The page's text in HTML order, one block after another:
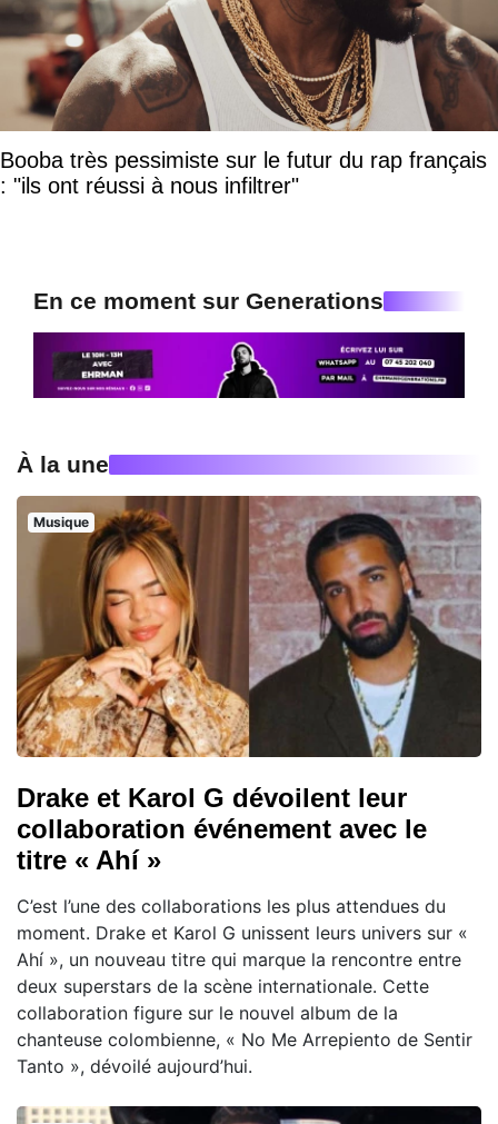
Booba très pessimiste sur le futur du rap français
: "ils ont réussi à nous infiltrer"
En ce moment sur Generations
À la une
Musique
Drake et Karol G dévoilent leur
collaboration événement avec le
titre « Ahí »
C’est l’une des collaborations les plus attendues du
moment. Drake et Karol G unissent leurs univers sur «
Ahí », un nouveau titre qui marque la rencontre entre
deux superstars de la scène internationale. Cette
collaboration figure sur le nouvel album de la
chanteuse colombienne, « No Me Arrepiento de Sentir
Tanto », dévoilé aujourd’hui.